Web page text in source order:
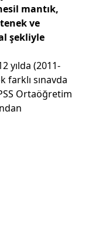
mantık,
ve
şekliyle
yılda (2011-
farklı sınavda
Ortaöğretim